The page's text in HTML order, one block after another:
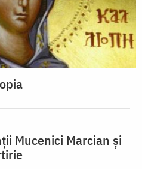
Mucenici Marcian și